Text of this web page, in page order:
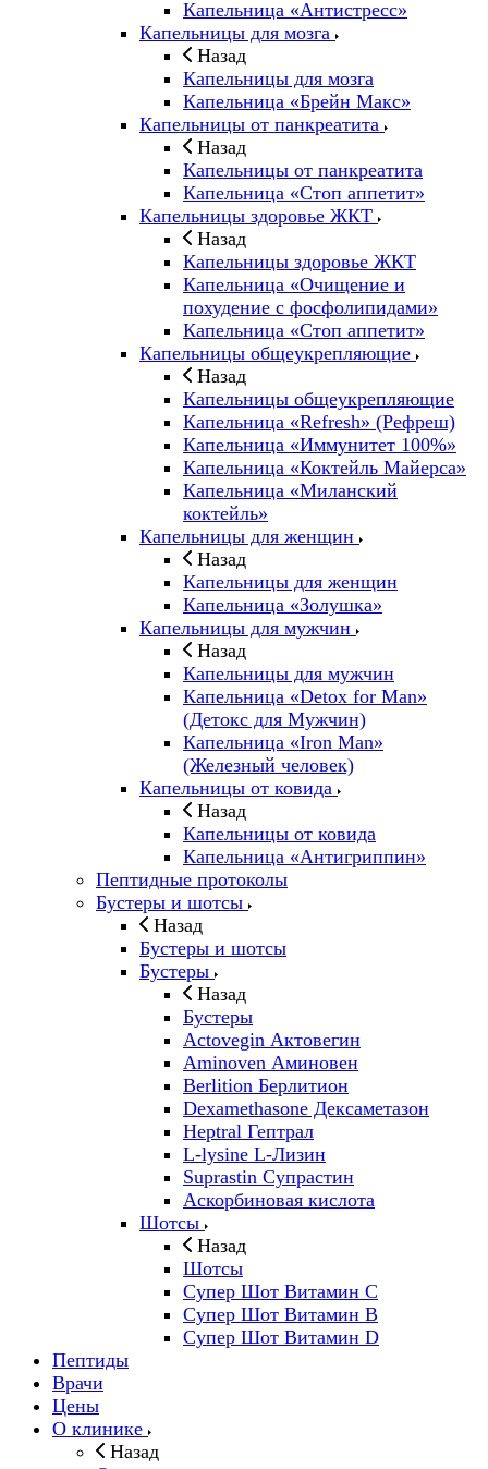
Капельница «Антистресс»
Капельницы для мозга
Назад
Капельницы для мозга
Капельница «Брейн Макс»
Капельницы от панкреатита
Назад
Капельницы от панкреатита
Капельница «Стоп аппетит»
Капельницы здоровье ЖКТ
Назад
Капельницы здоровье ЖКТ
Капельница «Очищение и
похудение с фосфолипидами»
Капельница «Стоп аппетит»
Капельницы общеукрепляющие
Назад
Капельницы общеукрепляющие
Капельница «Refresh» (Рефреш)
Капельница «Иммунитет 100%»
Капельница «Коктейль Майерса»
Капельница «Миланский
коктейль»
Капельницы для женщин
Назад
Капельницы для женщин
Капельница «Золушка»
Капельницы для мужчин
Назад
Капельницы для мужчин
Капельница «Detox for Man»
(Детокс для Мужчин)
Капельница «Iron Man»
(Железный человек)
Капельницы от ковида
Назад
Капельницы от ковида
Капельница «Антигриппин»
Пептидные протоколы
Бустеры и шотсы
Назад
Бустеры и шотсы
Бустеры
Назад
Бустеры
Actovegin Актовегин
Aminoven Аминовен
Berlition Берлитион
Dexamethasone Дексаметазон
Heptral Гептрал
L-lysine L-Лизин
Suprastin Супрастин
Аскорбиновая кислота
Шотсы
Назад
Шотсы
Супер Шот Витамин C
Супер Шот Витамин B
Супер Шот Витамин D
Пептиды
Врачи
Цены
О клинике
Назад